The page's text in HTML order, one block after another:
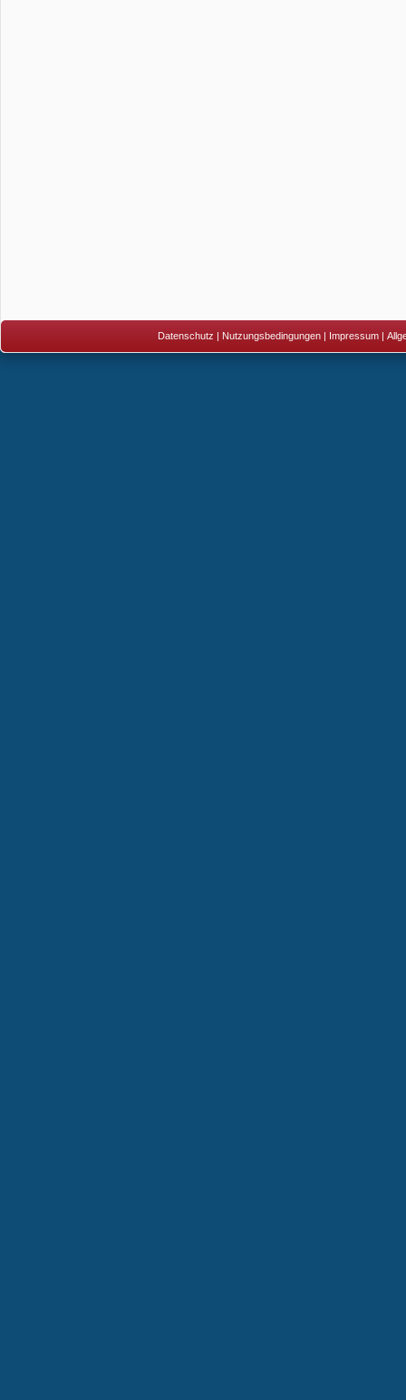
Datenschutz | Nutzungsbedingungen | Impressum |